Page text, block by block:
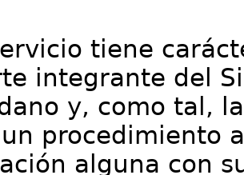
tiene
integrante del
y, como tal,
procedimiento
alguna con